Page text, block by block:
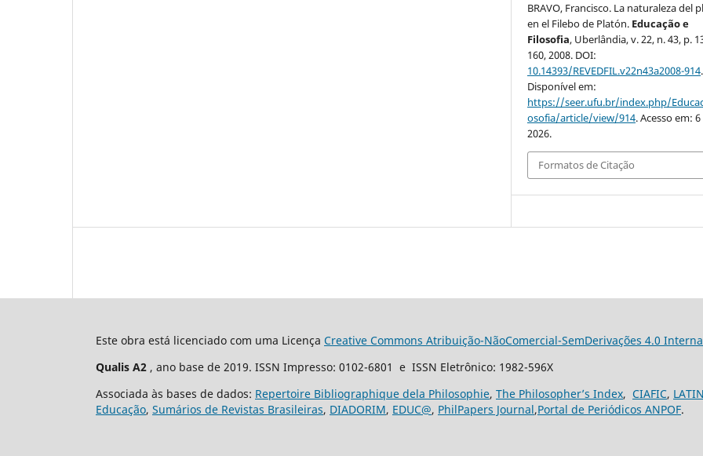
BRAVO, Francisco. La naturaleza del
en el Filebo de Platón. Educação e
Filosofia, Uberlândia, v. 22, n. 43, p.
160, 2008. DOI:
10.14393/REVEDFIL.v22n43a2008-914.
Disponível em:
https://seer.ufu.br/index.php/
osofia/article/view/914. Acesso em:
2026.
Formatos de Citação
Este obra está licenciado com uma Licença Creative Commons Atribuição-NãoComercial-SemDerivações 4.0
Qualis A2 , ano base de 2019. ISSN Impresso: 0102-6801 e ISSN Eletrônico: 1982-596X
Associada às bases de dados: Repertoire Bibliographique dela Philosophie, The Philosopher’s Index, CIAFIC,
Educação, Sumários de Revistas Brasileiras, DIADORIM, EDUC@, PhilPapers Journal,Portal de Periódicos ANPOF.